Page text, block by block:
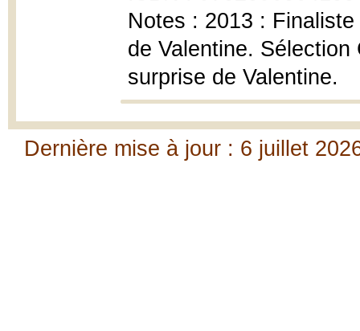
Notes : 2013 :
de Valentine.
surprise de Valentine.
Dernière mise à jour : 6 juillet